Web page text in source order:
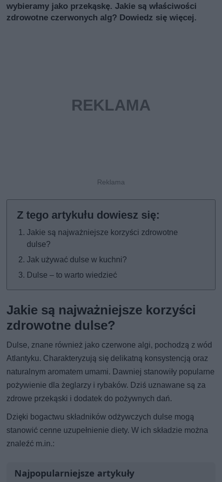
wybieramy jako przekąskę. Jakie są właściwości
zdrowotne czerwonych alg? Dowiedz się więcej.
Jakie są najważniejsze korzyści zdrowotne
dulse?
Jak używać dulse w kuchni?
Dulse – to warto wiedzieć
Jakie są najważniejsze korzyści
zdrowotne dulse?
Dulse, znane również jako czerwone algi, pochodzą z wód
Atlantyku. Charakteryzują się delikatną konsystencją oraz
naturalnym aromatem umami. Dawniej stanowiły popularne
pożywienie dla żeglarzy i rybaków. Dziś uznawane są za
zdrowe przekąski i dodatek do pożywnych dań.
Dzięki bogactwu składników odżywczych dulse mogą
stanowić cenne uzupełnienie diety. W ich składzie można
znaleźć m.in.:
Najpopularniejsze artykuły